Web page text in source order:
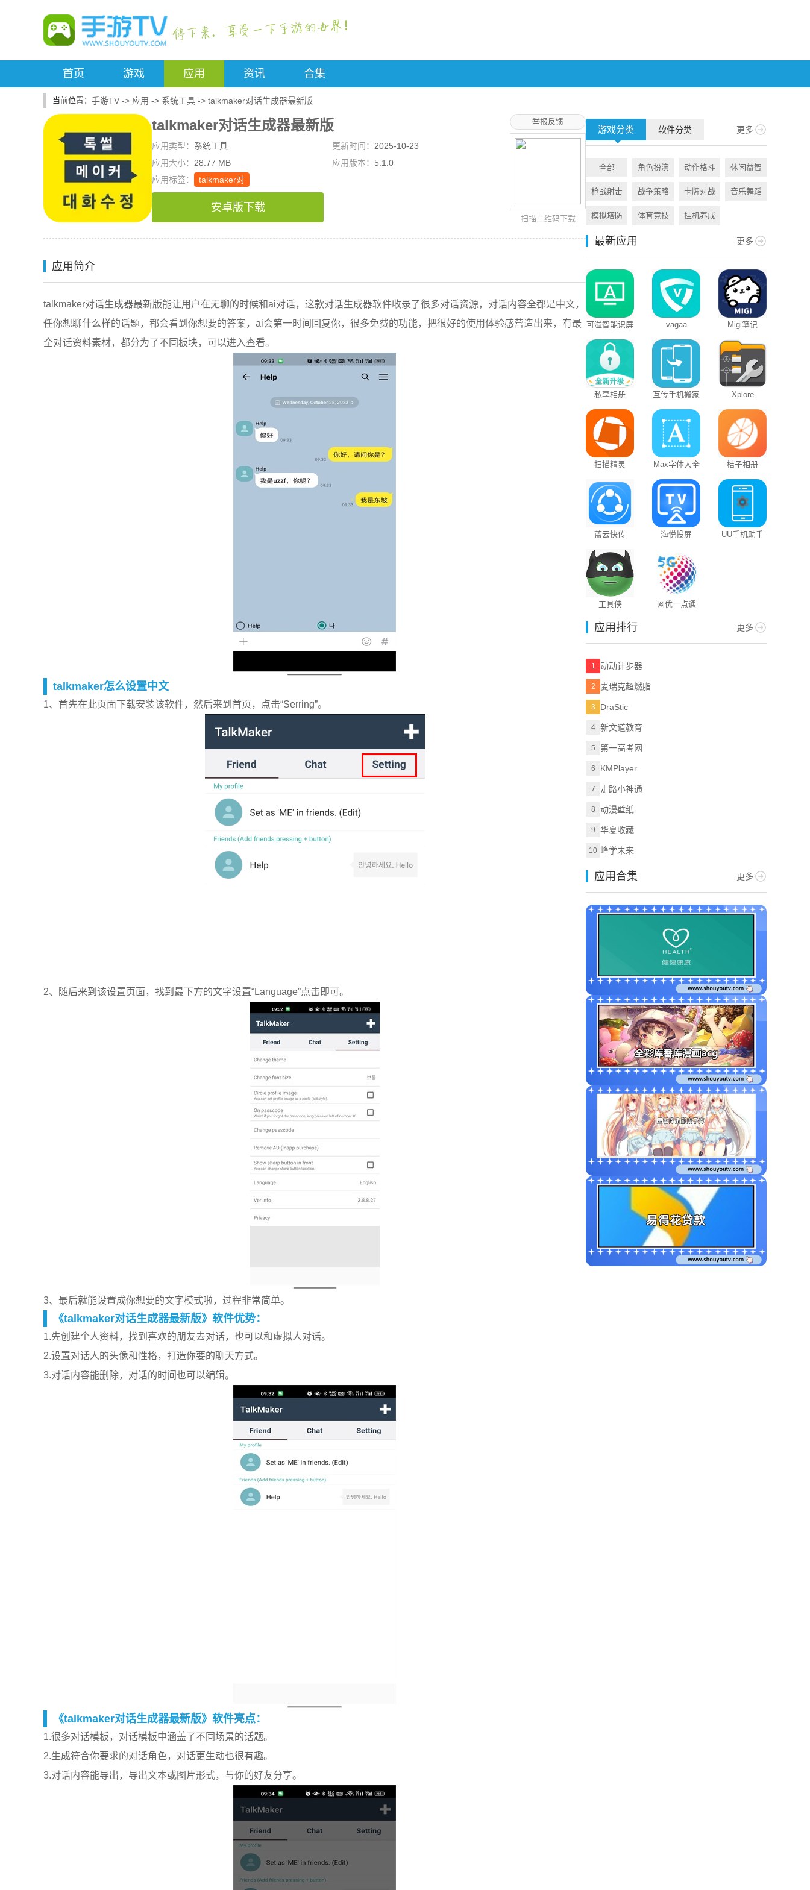
首页 游戏 应用 资讯 合集
手游TV -> 应用 -> 系统工具 -> talkmaker对话生成器最新版
talkmaker对话生成器最新版
应用类型： 系统工具 更新时间： 2025-10-23
应用大小： 28.77 MB 应用版本： 5.1.0
应用标签：
talkmaker对
安卓版下载
扫描二维码下载
举报反馈
应用简介
talkmaker对话生成器最新版能让用户在无聊的时候和ai对话，这款对话生成器软件收录了很多对话资源，对话内容全都是中文，
任你想聊什么样的话题，都会看到你想要的答案，ai会第一时间回复你，很多免费的功能，把很好的使用体验感营造出来，有最
全对话资料素材，都分为了不同板块，可以进入查看。
talkmaker怎么设置中文
1、首先在此页面下载安装该软件，然后来到首页，点击“Serring”。
2、随后来到该设置页面，找到最下方的文字设置“Language”点击即可。
3、最后就能设置成你想要的文字模式啦，过程非常简单。
《talkmaker对话生成器最新版》软件优势：
1.先创建个人资料，找到喜欢的朋友去对话，也可以和虚拟人对话。
2.设置对话人的头像和性格，打造你要的聊天方式。
3.对话内容能删除，对话的时间也可以编辑。
《talkmaker对话生成器最新版》软件亮点：
1.很多对话模板，对话模板中涵盖了不同场景的话题。
2.生成符合你要求的对话角色，对话更生动也很有趣。
3.对话内容能导出，导出文本或图片形式，与你的好友分享。
游戏分类 软件分类 更多
全部 角色扮演 动作格斗 休闲益智
枪战射击 战争策略 卡牌对战 音乐舞蹈
模拟塔防 体育竞技 挂机养成
最新应用 更多
可溢智能识屏 vagaa Migi笔记
私享相册 互传手机搬家 Xplore
扫描精灵 Max字体大全 桔子相册
蓝云快传 海悦投屏 UU手机助手
工具侠 网优一点通
应用排行 更多
1 动动计步器
2 麦瑞克超燃脂
3 DraStic
4 新文道教育
5 第一高考网
6 KMPlayer
7 走路小神通
8 动漫壁纸
9 华夏收藏
10 峰学未来
应用合集 更多